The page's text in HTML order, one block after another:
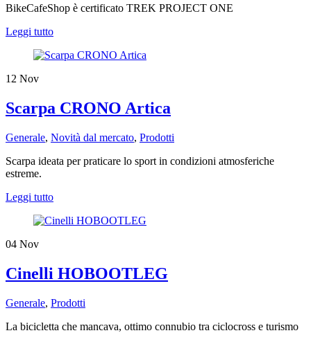
BikeCafeShop è certificato TREK PROJECT ONE
Leggi tutto
12 Nov
Scarpa CRONO Artica
Generale, Novità dal mercato, Prodotti
Scarpa ideata per praticare lo sport in condizioni atmosferiche
estreme.
Leggi tutto
04 Nov
Cinelli HOBOOTLEG
Generale, Prodotti
​La bicicletta che mancava, ottimo connubio tra ciclocross e turismo